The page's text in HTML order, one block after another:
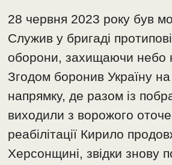
28 червня 2023 року був
Служив у бригаді
оборони, захищаючи небо
Згодом боронив Україну
напрямку, де разом із
виходили з ворожого
реабілітації Кирило
Херсонщині, звідки знову